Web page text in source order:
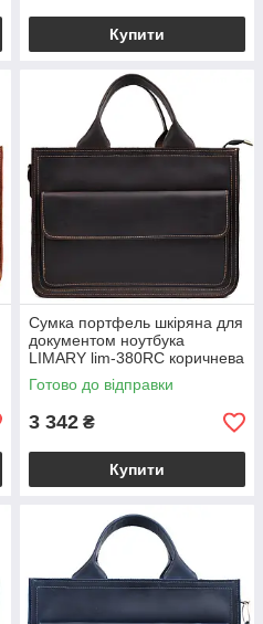
Купити
Сумка портфель шкіряна для
документом ноутбука
LIMARY lim-380RC коричнева
Готово до відправки
3 342 ₴
Купити